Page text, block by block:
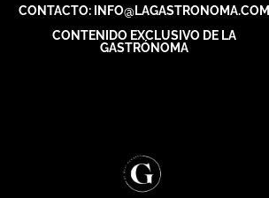
CONTACTO: INFO@LAGASTRONOMA.COM
CONTENIDO EXCLUSIVO DE LA
GASTRÓNOMA